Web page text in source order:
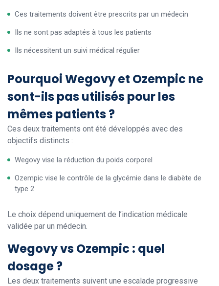
Ces traitements doivent être prescrits par un médecin
Ils ne sont pas adaptés à tous les patients
Ils nécessitent un suivi médical régulier
Pourquoi Wegovy et Ozempic ne
sont-ils pas utilisés pour les
mêmes patients ?
Ces deux traitements ont été développés avec des
objectifs distincts :
Wegovy vise la réduction du poids corporel
Ozempic vise le contrôle de la glycémie dans le diabète de
type 2
Le choix dépend uniquement de l’indication médicale
validée par un médecin.
Wegovy vs Ozempic : quel
dosage ?
Les deux traitements suivent une escalade progressive